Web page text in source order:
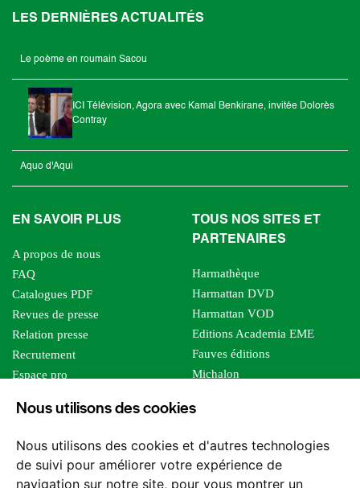
Nous utilisons des cookies
Nous utilisons des cookies et d'autres technologies
de suivi pour améliorer votre expérience de
navigation sur notre site, pour vous montrer un
LES DERNIÈRES ACTUALITÉS
Le poème en roumain Sacou
ICI Télévision, Agora avec Kamal Benkirane, invitée Dolorès
Contray
Aquo d'Aqui
EN SAVOIR PLUS
A propos de nous
FAQ
Catalogues PDF
Revues de presse
Relation presse
Recrutement
Espace pro
Foreign rights
TOUS NOS SITES ET
PARTENAIRES
Harmathèque
Harmattan DVD
Harmattan VOD
Editions Academia EME
Fauves éditions
Michalon
Editions Sutton
Les impliqués
Tous les éditeurs